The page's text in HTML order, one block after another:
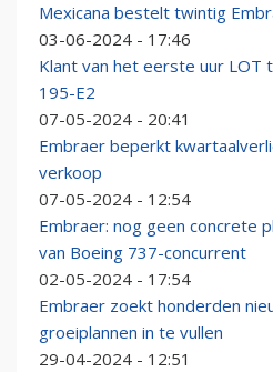
Mexicana bestelt twintig
03-06-2024 - 17:46
Klant van het eerste uur LOT
195-E2
07-05-2024 - 20:41
Embraer beperkt
verkoop
07-05-2024 - 12:54
Embraer: nog geen concrete
van Boeing 737-concurrent
02-05-2024 - 17:54
Embraer zoekt honderden
groeiplannen in te vullen
29-04-2024 - 12:51